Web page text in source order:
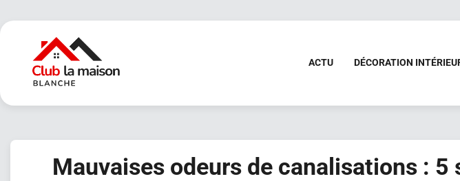
to
ACTU DÉCORATION
Mauvaises odeurs de canalisations :